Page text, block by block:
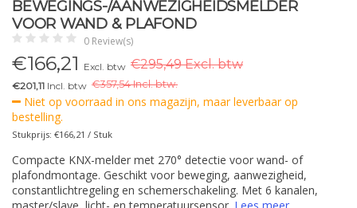
BEWEGINGS-/AANWEZIGHEIDSMELDER
VOOR WAND & PLAFOND
0 Review(s)
€166,21 Excl. btw €295,49 Excl. btw
€201,11 Incl. btw €357,54 Incl. btw.
Niet op voorraad in ons magazijn, maar leverbaar op
bestelling.
Stukprijs: €166,21 / Stuk
Compacte KNX-melder met 270° detectie voor wand- of
plafondmontage. Geschikt voor beweging, aanwezigheid,
constantlichtregeling en schemerschakeling. Met 6 kanalen,